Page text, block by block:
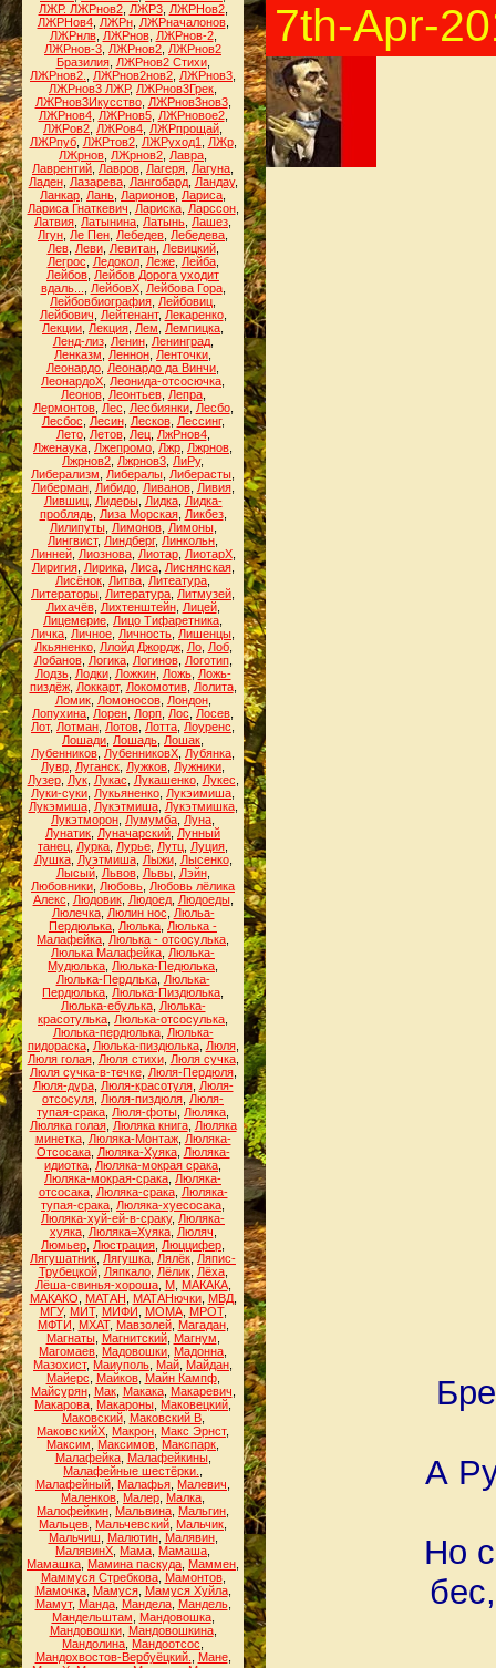
ЛЖР. ЛЖРнов2, ЛЖР3, ЛЖРНов2,
ЛЖРНов4, ЛЖРн, ЛЖРначалонов,
ЛЖРнлв, ЛЖРнов, ЛЖРнов-2,
ЛЖРнов-3 ЛЖРнов2 ЛЖРнов2
Бразилия, ЛЖРнов2 Стихи,
ЛЖРнов2.
ЛЖРнов2нов2 ЛЖРнов3
ЛЖРнов3 ЛЖР, ЛЖРнов3Грек
ЛЖРнов3Икусство, ЛЖРнов3нов3,
ЛЖРнов4, ЛЖРнов5, ЛЖРновое2,
ЛЖРов2 ЛЖРов4 ЛЖРпрощай
ЛЖРпуб, ЛЖРтов2, ЛЖРуход1 ЛЖр,
ЛЖрнов ЛЖрнов2 Лавра
Лаврентий Лавров Лагеря Лагуна
Ладен, Лазарева, Лангобард, Ландау,
Ланкар Лань Ларионов Лариса
Лариса Гнаткевич
Лариска, Ларссон,
Латвия Латынина Латынь Лашез
Лгун Ле Пен Лебедев Лебедева
Лев, Леви, Левитан, Левицкий,
Легрос
Ледокол, Леже, Лейба,
Лейбов Лейбов Дорога уходит
вдаль...
ЛейбовХ, Лейбова Гора,
Лейбовбиография Лейбовиц
Лейбович
Лейтенант, Лекаренко,
Лекции Лекция Лем Лемпицка
Ленд-лиз, Ленин, Ленинград,
Ленказм
Леннон Ленточки
Леонардо Леонардо да Винчи
ЛеонардоХ Леонида-отсосючка
Леонов, Леонтьев, Лепра,
Лермонтов, Лес Лесбиянки, Лесбо,
Лесбос
Лесин, Лесков, Лессинг,
Лето, Летов, Лец, ЛжРнов4,
Лженаука Лжепромо Лжр Лжрнов
Лжрнов2 Лжрнов3 ЛиРу,
Либерализм
Либералы Либерасты
Либерман, Либидо, Ливанов, Ливия,
Лившиц, Лидеры, Лидка, Лидка-
проблядь, Лиза Морская, Ликбез,
Лилипуты, Лимонов, Лимоны,
Лингвист, Линдберг, Линкольн
Линней, Лиознова, Лиотар, ЛиотарХ,
Лиригия, Лирика, Лиса, Лиснянская,
Лисёнок Литва Литеатура
Литераторы Литература Литмузей
Лихачёв, Лихтенштейн, Лицей,
Лицемерие Лицо Тифаретника
Личка Личное Личность Лишенцы
Лкьяненко, Ллойд Джордж, Ло, Лоб,
Лобанов, Логика, Логинов, Логотип,
Лодзь, Лодки, Ложкин, Ложь, Ложь-
пиздёж, Локкарт, Локомотив, Лолита,
Ломик, Ломоносов, Лондон,
Лопухина Лорен Лорп Лос Лосев
Лот, Лотман Лотов Лотта Лоуренс
Лошади Лошадь Лошак
Лубенников ЛубенниковХ Лубянка
Лувр Луганск Лужков Лужники
Лузер, Лук, Лукас Лукашенко, Лукес
Луки-суки Лукьяненко Лукэимиша
Лукэмиша, Лукэтмиша, Лукэтмишка,
Лукэтморон Лумумба Луна
Лунатик Луначарский Лунный
танец Лурка Лурье Лутц Луция
Лушка, Луэтмиша, Лыжи, Лысенко,
Лысый, Львов, Львы, Лэйн,
Любовники Любовь Любовь лёлика
Алекс
Людовик, Людоед, Людоеды,
Люлечка, Люлин нос
Люльа-
Пердюлька Люлька Люлька -
Малафейка Люлька - отсосулька
Люлька Малафейка Люлька-
Мудюлька Люлька-Педюлька
Люлька-Пердлька, Люлька-
Пердюлька Люлька-Пиздюлька
Люлька-ебулька, Люлька-
красотулька Люлька-отсосулька
Люлька-пердюлька, Люлька-
пидораска, Люлька-пиздюлька, Люля,
Люля голая, Люля стихи, Люля сучка,
Люля сучка-в-течке, Люля-Пердюля,
Люля-дура, Люля-красотуля, Люля-
отсосуля Люля-пиздюля Люля-
тупая-срака Люля-фоты Люляка
Люляка голая, Люляка книга, Люляка
минетка, Люляка-Монтаж, Люляка-
Отсосака, Люляка-Хуяка, Люляка-
идиотка Люляка-мокрая срака
Люляка-мокрая-срака Люляка-
отсосака, Люляка-срака, Люляка-
тупая-срака Люляка-хуесосака
Люляка-хуй-ей-в-сраку, Люляка-
хуяка, Люляка=Хуяка, Люляч
Люмьер Люстрация Люццифер
Лягушатник Лягушка Лялёк Ляпис-
Трубецкой, Ляпкало, Лёлик, Лёха,
Лёша-свинья-хороша, М, МАКАКА,
МАКАКО
МАТАН МАТАНючки, МВД,
МГУ, МИТ, МИФИ МОМА, МРОТ,
МФТИ
МХАТ, Мавзолей, Магадан,
Магнаты, Магнитский, Магнум
Магомаев Мадовошки Мадонна
Мазохист, Маиуполь Май Майдан
Майерс
Майков, Майн Кампф,
Майсурян, Мак, Макака, Макаревич
Макарова Макароны Маковецкий
Маковский, Маковский В,
МаковскийХ Макрон Макс Эрнст,
Максим
Максимов Макспарк
Малафейка, Малафейкины,
Малафейные шестёрки.
Малафейный Малафья Малевич
Маленков Малер Малка
Малофейкин Мальвина Мальгин
Мальцев Мальчевский Мальчик
Мальчиш
Малютин, Малявин,
МалявинХ Мама Мамаша
Мамашка Мамина паскуда Маммен
Маммуся Стребкова, Мамонтов,
Мамочка, Мамуся, Мамуся Хуйла,
Мамут, Манда, Мандела, Мандель,
Мандельштам
Мандовошка,
Мандовошки, Мандовошкина,
Мандолина Мандоотсос
Мандохвостов-Вербуёцкий.
Мане,
7th-Apr-
А
Но